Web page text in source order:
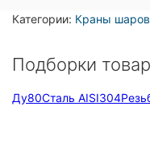
Категории: Краны
Подборки
Ду80Сталь AISI304